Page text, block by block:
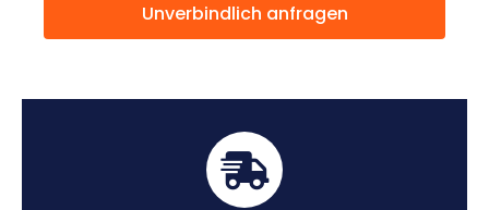
Unverbindlich anfragen